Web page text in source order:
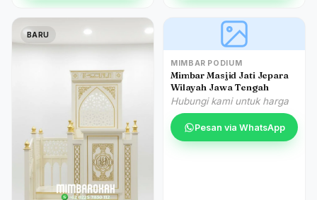
BARU
MIMBAR PODIUM
Mimbar Masjid Jati Jepara
Wilayah Jawa Tengah
Hubungi kami untuk harga
Pesan via WhatsApp